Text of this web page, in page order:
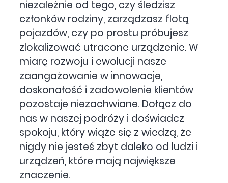
niezależnie od tego, czy śledzisz
członków rodziny, zarządzasz flotą
pojazdów, czy po prostu próbujesz
zlokalizować utracone urządzenie. W
miarę rozwoju i ewolucji nasze
zaangażowanie w innowacje,
doskonałość i zadowolenie klientów
pozostaje niezachwiane. Dołącz do
nas w naszej podróży i doświadcz
spokoju, który wiąże się z wiedzą, że
nigdy nie jesteś zbyt daleko od ludzi i
urządzeń, które mają największe
znaczenie.